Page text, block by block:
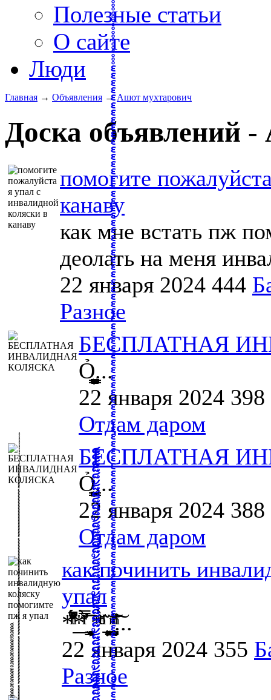
Полезные статьи
О сайте
Люди
Главная → Объявления →Ашот мухтарович
Доска объявлений
помогите
канаву
как мне встать пж
деолать на меня
22 января 2024 444
Разное
БЕСПЛАТНАЯ
Ỏ͖͈̞̩͎̻̫̫̜͉̠̫͕̭̭̫̫̹̗̹͈̼̠̖͍͚̥͈̮̼͕̠̤̯̻̥̬̗̼̳̤̳̬̪̹͚̞̼̠͕̼̠̦͚̫͔̯̹͉͉̘͎͕̼̣̝͙̱̟̹̩̟̳̦̭͉̮̖̭̣̣̞̙̗̜̺̭̻̥͚͙̝̦̲̱͉͖͉̰̦͎̫̣̼͎͍̠̮͓̹̹͉̤̰̗̙͕͇͔̱...
22 января 2024 398
Отдам даром
БЕСПЛАТНАЯ
Ỏ͖͈̞̩͎̻̫̫̜͉̠̫͕̭̭̫̫̹̗̹͈̼̠̖͍͚̥͈̮̼͕̠̤̯̻̥̬̗̼̳̤̳̬̪̹͚̞̼̠͕̼̠̦͚̫͔̯̹͉͉̘͎͕̼̣̝͙̱̟̹̩̟̳̦̭͉̮̖̭̣̣̞̙̗̜̺̭̻̥͚͙̝̦̲̱͉͖͉̰̦͎̫̣̼͎͍̠̮͓̹̹͉̤̰̗̙͕͇͔̱...
22 января 2024 388
Отдам даром
как починить
упал
*͆͒̆ͪ͛ͭ͐̑̈́̑̆̆̎̊́̚̚͟*̛̀̌̿ͬͥ͐͂͡ ̝̟͍̠͎̜̖̹͖̣͍͕̖̟̝͇̝̟̦*ͦͧͤͩͦ̃̀̌ͪ̆ ̨̦͉͉̯̲͔̱̠̖͙̗̻̱̲̹̹͓͙͝ ̊ͪͬͫ̋͏̛͙̤͚̜̤̺͠ͅ...
22 января 2024 355
Разное